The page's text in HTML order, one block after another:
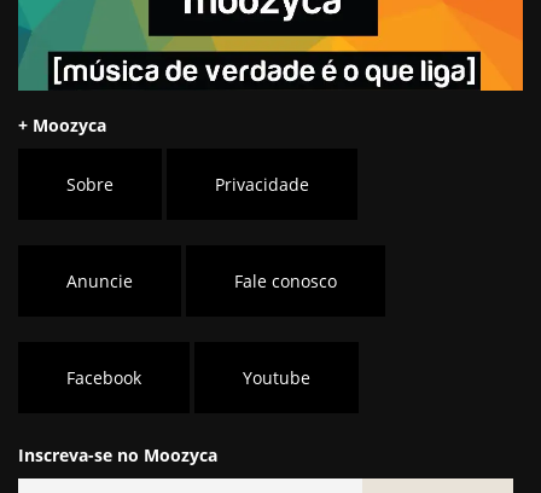
+ Moozyca
Sobre Privacidade
Anuncie Fale conosco
Facebook Youtube
Inscreva-se no Moozyca